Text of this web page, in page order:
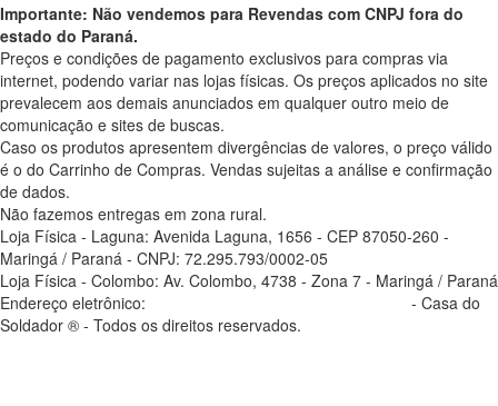
Importante: Não vendemos para Revendas com CNPJ fora do
estado do Paraná.
Preços e condições de pagamento exclusivos para compras via
internet, podendo variar nas lojas físicas. Os preços aplicados no site
prevalecem aos demais anunciados em qualquer outro meio de
comunicação e sites de buscas.
Caso os produtos apresentem divergências de valores, o preço válido
é o do Carrinho de Compras. Vendas sujeitas a análise e confirmação
de dados.
Não fazemos entregas em zona rural.
Loja Física - Laguna: Avenida Laguna, 1656 - CEP 87050-260 -
Maringá / Paraná - CNPJ: 72.295.793/0002-05
Loja Física - Colombo: Av. Colombo, 4738 - Zona 7 - Maringá / Paraná
Endereço eletrônico:
- Casa do
Soldador ® - Todos os direitos reservados.